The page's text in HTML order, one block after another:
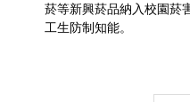
菸等新興菸品納入校園菸
工生防制知能。